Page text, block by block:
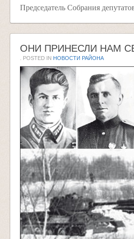
Председатель Собрания
ОНИ ПРИНЕСЛИ НАМ
. POSTED IN НОВОСТИ РАЙОНА